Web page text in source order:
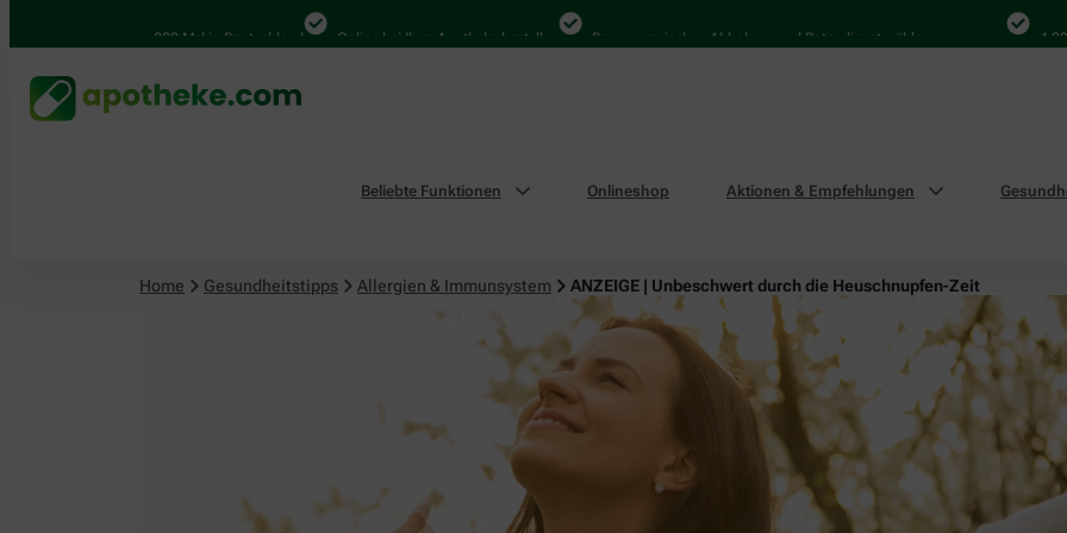
4.000 Mal in Deutschland Online bei Ihrer Apotheke bestellen Bequem zwischen Abholung und Botendienst wählen 4.000 Mal
Beliebte Funktionen Onlineshop Aktionen & Empfehlungen
Home Gesundheitstipps Allergien & Immunsystem ANZEIGE | Unbeschwert durch die Heuschnupfen-Zeit